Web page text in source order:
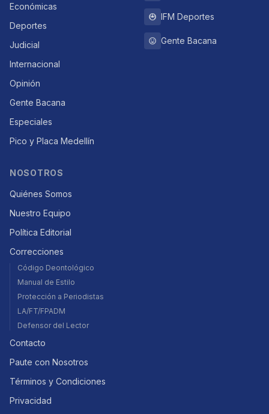
Económicas
Deportes
Judicial
Internacional
Opinión
Gente Bacana
Especiales
Pico y Placa Medellín
IFM Deportes
Gente Bacana
NOSOTROS
Quiénes Somos
Nuestro Equipo
Política Editorial
Correcciones
Código Deontológico
Manual de Estilo
Protección a Periodistas
LA/FT/FPADM
Defensor del Lector
Contacto
Paute con Nosotros
Términos y Condiciones
Privacidad